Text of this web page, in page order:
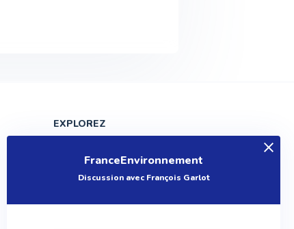
EXPLOREZ
Entreprises
FranceEnvironnement
Discussion avec François Garlot